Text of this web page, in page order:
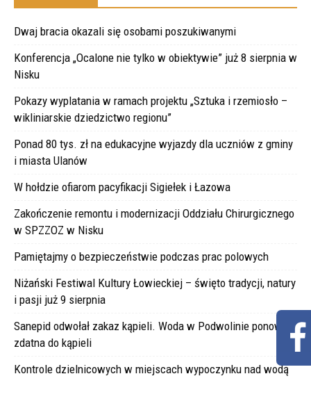
Dwaj bracia okazali się osobami poszukiwanymi
Konferencja „Ocalone nie tylko w obiektywie” już 8 sierpnia w
Nisku
Pokazy wyplatania w ramach projektu „Sztuka i rzemiosło –
wikliniarskie dziedzictwo regionu”
Ponad 80 tys. zł na edukacyjne wyjazdy dla uczniów z gminy
i miasta Ulanów
W hołdzie ofiarom pacyfikacji Sigiełek i Łazowa
Zakończenie remontu i modernizacji Oddziału Chirurgicznego
w SPZZOZ w Nisku
Pamiętajmy o bezpieczeństwie podczas prac polowych
Niżański Festiwal Kultury Łowieckiej – święto tradycji, natury
i pasji już 9 sierpnia
Sanepid odwołał zakaz kąpieli. Woda w Podwolinie ponownie
zdatna do kąpieli
Kontrole dzielnicowych w miejscach wypoczynku nad wodą